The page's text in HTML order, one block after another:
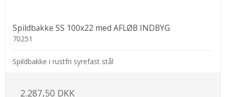
Spildbakke SS 100x22 med AFLØB INDBYG
70251
Spildbakke i rustfri syrefast stål
2.287,50 DKK